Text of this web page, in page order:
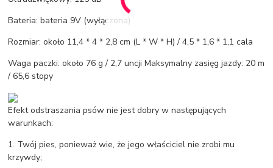
Bateria: bateria 9V (wyłączona)
Rozmiar: około 11,4 * 4 * 2,8 cm (L * W * H) / 4,5 * 1,6 * 1,1 cala
Waga paczki: około 76 g / 2,7 uncji Maksymalny zasięg jazdy: 20 m
/ 65,6 stopy
Efekt odstraszania psów nie jest dobry w następujących
warunkach:
1. Twój pies, ponieważ wie, że jego właściciel nie zrobi mu
krzywdy;